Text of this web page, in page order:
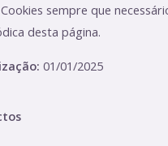
sempre que
desta página.
01/01/2025